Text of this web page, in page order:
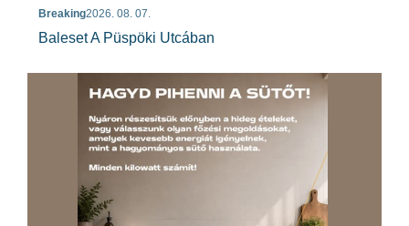
Breaking2026. 08. 07.
Baleset A Püspöki Utcában